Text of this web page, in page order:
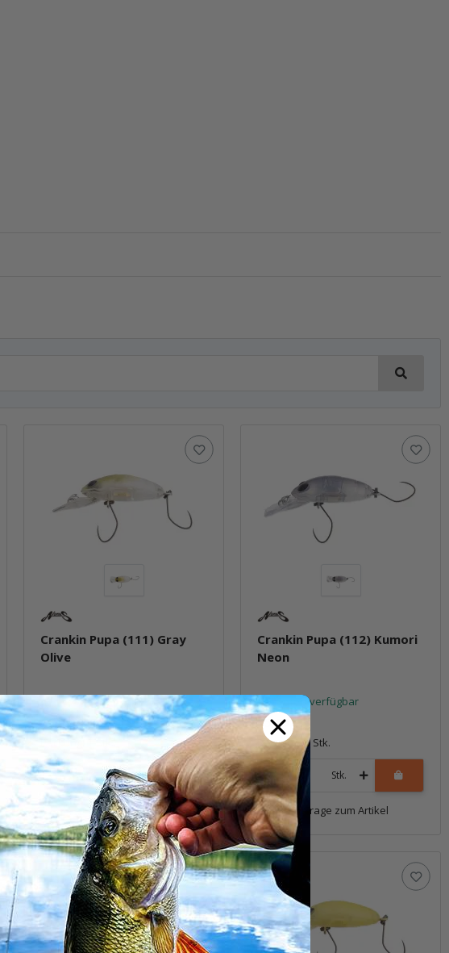
Crankin Pupa (111) Gray
Olive
Sofort verfügbar
15,99 €*
Packung: 1 Stk.
Stk.
Frage zum Artikel
Crankin Pupa (112) Kumori
Neon
Sofort verfügbar
15,99 €*
Packung: 1 Stk.
Stk.
Frage zum Artikel